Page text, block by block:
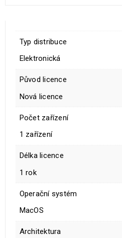
Typ distribuce
Elektronická
Původ licence
Nová licence
Počet zařízení
1 zařízení
Délka licence
1 rok
Operační systém
MacOS
Architektura